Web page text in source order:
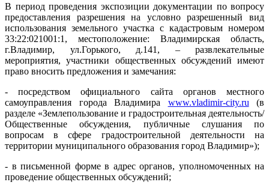
В период проведения экспозиции документации по вопросу
предоставления разрешения на условно разрешенный вид
использования земельного участка с кадастровым номером
33:22:021001:1, местоположение: Владимирская область,
г.Владимир, ул.Горького, д.141, – развлекательные
мероприятия, участники общественных обсуждений имеют
право вносить предложения и замечания:
- посредством официального сайта органов местного
самоуправления города Владимира www.vladimir-city.ru (в
разделе «Землепользование и градостроительная деятельность/
Общественные обсуждения, публичные слушания по
вопросам в сфере градостроительной деятельности на
территории муниципального образования город Владимир»);
- в письменной форме в адрес органов, уполномоченных на
проведение общественных обсуждений;